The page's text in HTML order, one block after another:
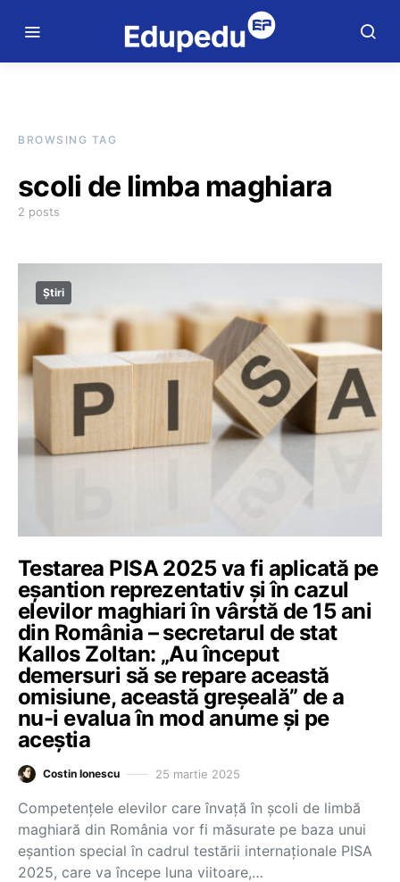
BROWSING TAG
scoli de limba maghiara
2 posts
Știri
Testarea PISA 2025 va fi aplicată pe
eșantion reprezentativ și în cazul
elevilor maghiari în vârstă de 15 ani
din România – secretarul de stat
Kallos Zoltan: „Au început
demersuri să se repare această
omisiune, această greșeală” de a
nu-i evalua în mod anume și pe
aceștia
Costin Ionescu 25 martie 2025
Competențele elevilor care învață în școli de limbă
maghiară din România vor fi măsurate pe baza unui
eșantion special în cadrul testării internaționale PISA
2025, care va începe luna viitoare,…